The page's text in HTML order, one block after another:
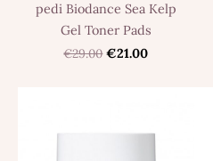
pedi Biodance Sea Kelp
Gel Toner Pads
€29.00 €21.00